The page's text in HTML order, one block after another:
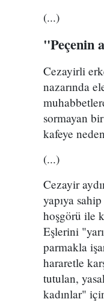
(...)
"Peçenin
Cezayirli
nazarında
sormayan
kafeye
(...)
Cezayir
yapıya
hoşgörü ile
Eşlerini
parmakla
hararetle
tutulan,
kadınlar"